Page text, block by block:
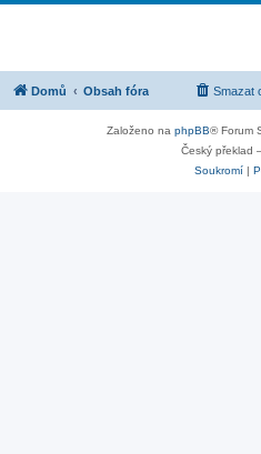
Domů Obsah fóra Smazat
Založeno na phpBB® Forum
Český překlad
Soukromí|